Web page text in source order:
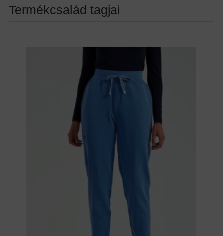
Termékcsalád tagjai